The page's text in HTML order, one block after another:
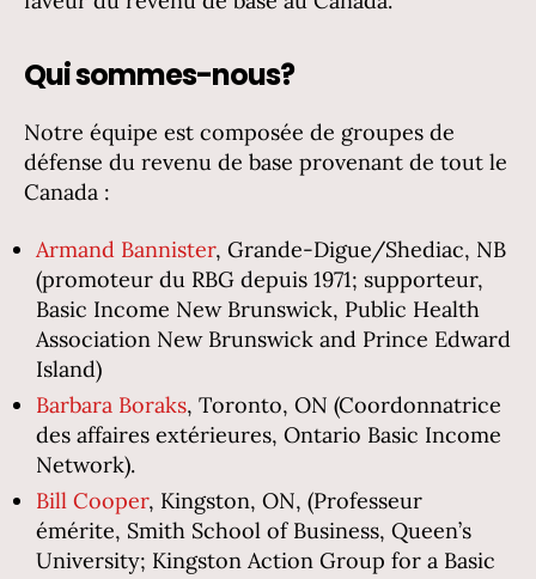
Qui sommes-nous?
Notre équipe est composée de groupes de
défense du revenu de base provenant de tout le
Canada :
Armand Bannister, Grande-Digue/Shediac, NB
(promoteur du RBG depuis 1971; supporteur,
Basic Income New Brunswick, Public Health
Association New Brunswick and Prince Edward
Island)
Barbara Boraks, Toronto, ON (Coordonnatrice
des affaires extérieures, Ontario Basic Income
Network).
Bill Cooper, Kingston, ON, (Professeur
émérite, Smith School of Business, Queen’s
University; Kingston Action Group for a Basic